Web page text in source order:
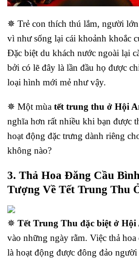
✵ Trẻ con thích thú lắm, người
vì như sống lại cái khoảnh khoắc
Đặc biệt du khách nước ngoài lại
bởi có lẽ đây là lần đầu họ được
loại hình mới mẻ như vậy.
✵ Một mùa tết trung thu ở Hội
nghĩa hơn rất nhiều khi bạn được
hoạt động đặc trưng dành riêng
không nào?
3. Thả Hoa Đăng Cầu
Tượng Về Tết Trung Thu
✵ Tết Trung Thu đặc biệt ở Hội
vào những ngày rằm. Việc thả hoa
là hoạt động được đông đảo